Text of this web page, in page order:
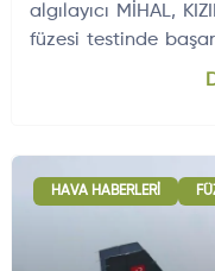
algılayıcı MİHAL,
füzesi testinde
sensör
HAVA HABERLERI